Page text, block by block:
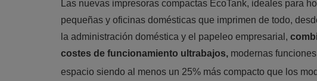
Las nuevas impresoras compactas EcoTank, ideales para
pequeñas y oficinas domésticas que imprimen de todo,
la administración doméstica y el papeleo empresarial,
costes de funcionamiento ultrabajos, modernas
espacio siendo al menos un 25% más compacto que los